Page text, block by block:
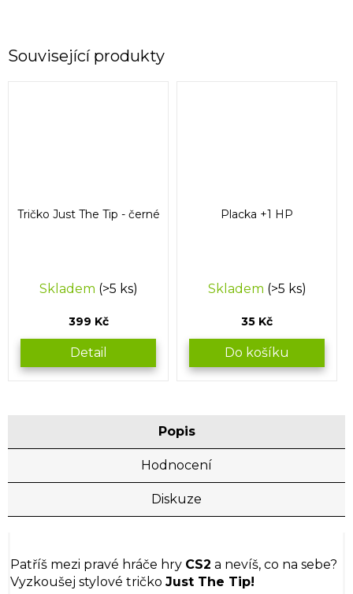
Související produkty
Tričko Just The Tip - černé
Skladem (>5 ks)
399 Kč
Detail
Placka +1 HP
Skladem (>5 ks)
35 Kč
Do košíku
Popis
Hodnocení
Diskuze
Patříš mezi pravé hráče hry CS2 a nevíš, co na sebe?
Vyzkoušej stylové tričko Just The Tip!